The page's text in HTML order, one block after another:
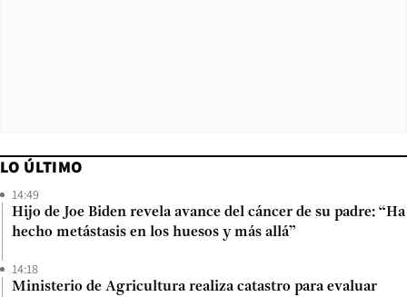
LO ÚLTIMO
14:49
Hijo de Joe Biden revela avance del cáncer de su padre: “Ha
hecho metástasis en los huesos y más allá”
14:18
Ministerio de Agricultura realiza catastro para evaluar